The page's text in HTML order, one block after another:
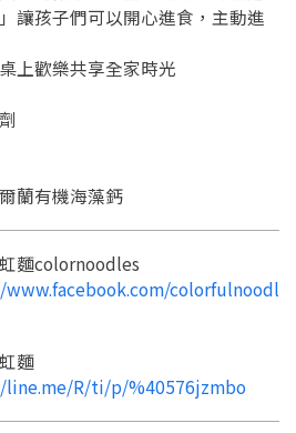
讓孩子們可以開心進食，主動進
上歡樂共享全家時光
蘭有機海藻鈣
麵colornoodles
colorfulnoodl
麵
R/ti/p/%40576jzmbo
註冊嗎？
帳號還沒有註冊過，
繼續註冊
LINE好友
或點擊 QR code
義優鮮」LINE 好友，
點擊加入 LINE 好友
註冊完成
註冊完成了！
填寫申請資料
返回首頁
新產品嗎？
資料正在等候審查中，
申請新產品嗎？
返回首頁
請秘笈嗎？
做更容易通過審核嗎？
看申請教學吧！
看密笈